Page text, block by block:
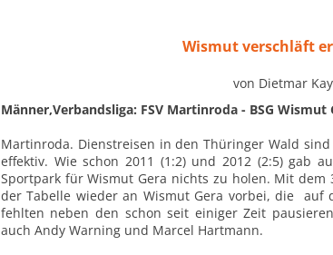
Wismut verschläft
von Dietmar
Männer,Verbandsliga: FSV Martinroda - BSG Wismut
Martinroda. Dienstreisen in den Thüringer Wald
effektiv. Wie schon 2011 (1:2) und 2012 (2:5) gab
Sportpark für Wismut Gera nichts zu holen. Mit dem
der Tabelle wieder an Wismut Gera vorbei, die auf
fehlten neben den schon seit einiger Zeit
auch Andy Warning und Marcel Hartmann.